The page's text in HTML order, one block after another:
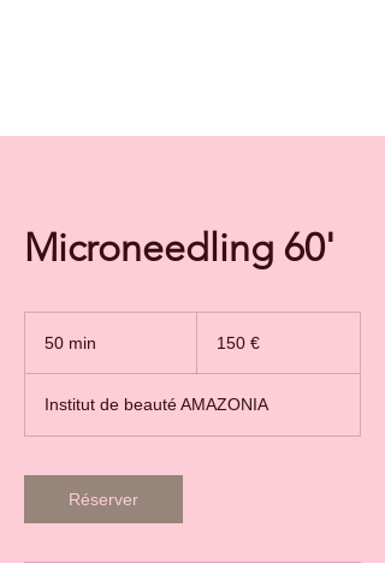
Microneedling 60'
50 min
n
150 €
Institut de beauté AMAZONIA
Réserver